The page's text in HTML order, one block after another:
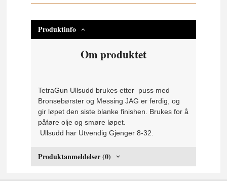
Produktinfo
Om produktet
TetraGun Ullsudd brukes etter puss med
Bronsebørster og Messing JAG er ferdig, og
gir løpet den siste blanke finishen. Brukes for å
påføre olje og smøre løpet.
Ullsudd har Utvendig Gjenger 8-32.
Produktanmeldelser (0)